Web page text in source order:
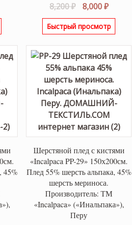
₽.
8,200₽
цена
составляла
8,000₽
цена:
8,000
Быстрый просмотр
45%
Шерстяной плед с кистями
«Incalpaca PP-29» 150х200см.
Плед 55% шерсть альпака, 45%
шерсть мериноса.
Производитель: ТМ
«Incalpaca» («Инальпака»),
Перу